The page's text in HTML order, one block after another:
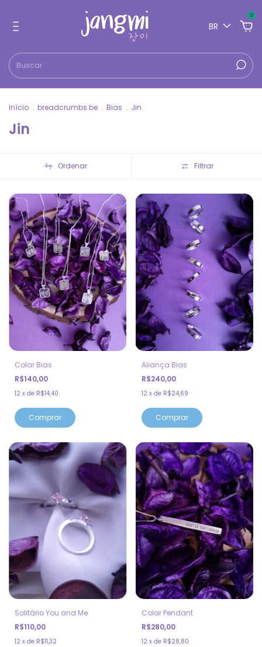
BR
0
Início . breadcrumbs.be . Bias . Jin
Jin
Ordenar Filtrar
Colar Bias
R$140,00
12 x de R$14,40
Comprar
Aliança Bias
R$240,00
12 x de R$24,69
Comprar
Solitário You and Me
R$110,00
12 x de R$11,32
Colar Pendant
R$280,00
12 x de R$28,80